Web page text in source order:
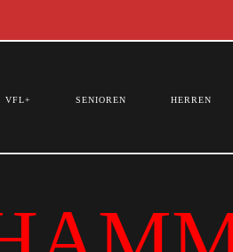
VFL+ SENIOREN HERREN